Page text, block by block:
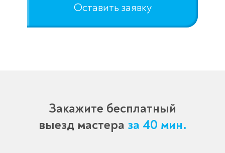
Оставить заявку
Закажите бесплатный
выезд мастера за 40 мин.